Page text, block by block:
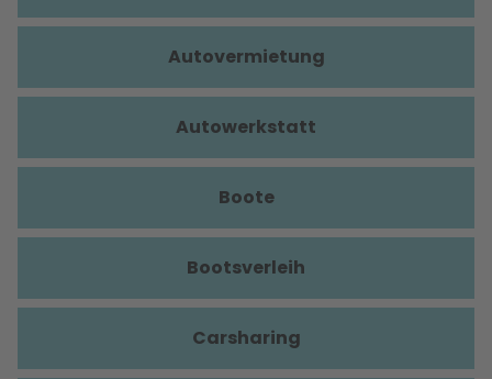
Autovermietung
Autowerkstatt
Boote
Bootsverleih
Carsharing